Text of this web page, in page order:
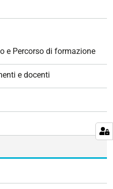
e Percorso di formazione
e docenti